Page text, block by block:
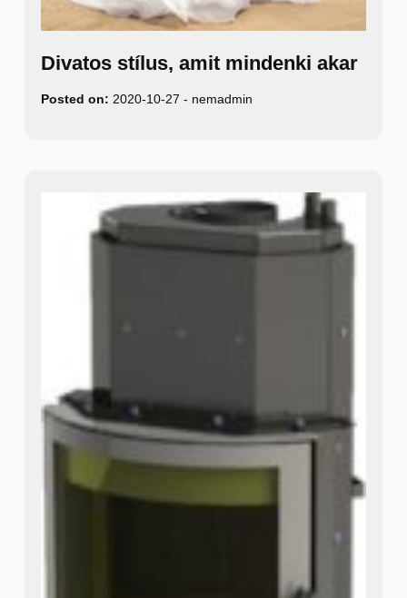
Divatos stílus, amit mindenki akar
Posted on: 2020-10-27 - nemadmin